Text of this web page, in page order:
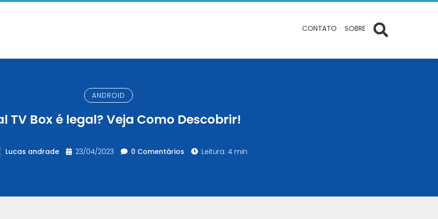
CONTATO SOBRE
ANDROID
TV Box é legal? Veja Como Descobrir!
Lucas andrade 23/04/2023 0 Comentários Leitura: 4 min